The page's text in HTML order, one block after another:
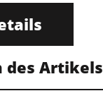
des Artikels